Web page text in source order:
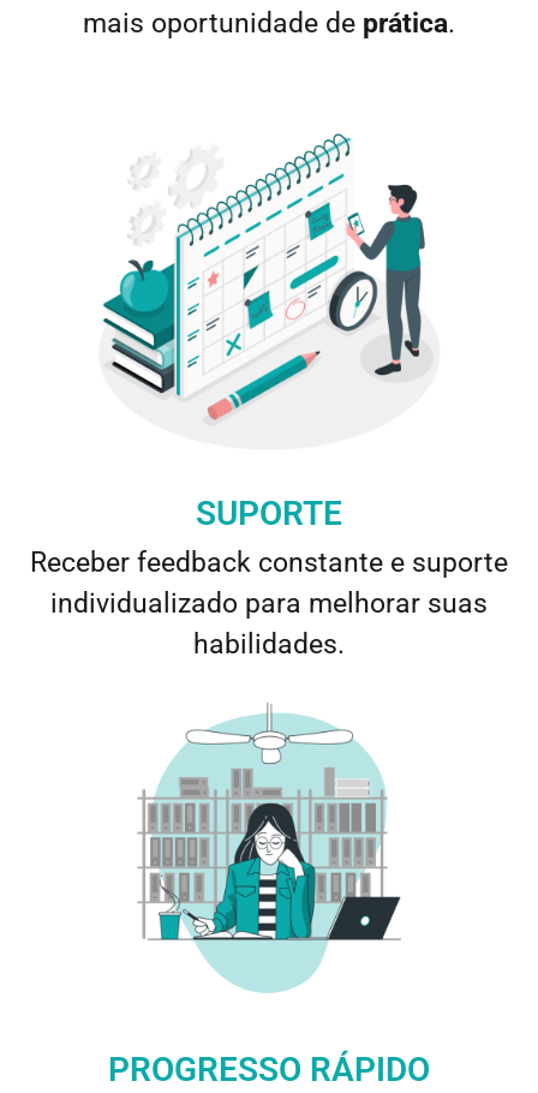
mais oportunidade de prática.
SUPORTE
Receber feedback constante e suporte
individualizado para melhorar suas
habilidades.
PROGRESSO RÁPIDO